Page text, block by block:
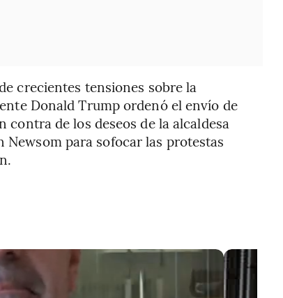
crecientes tensiones sobre la
Donald Trump ordenó el envío de
contra de los deseos de la alcaldesa
para sofocar las protestas